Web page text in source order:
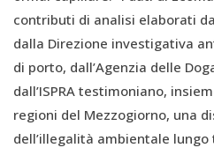
contributi di analisi elaborati
dalla Direzione investigativa
di porto, dall’Agenzia delle
dall’ISPRA testimoniano,
regioni del Mezzogiorno, una
dell’illegalità ambientale lungo